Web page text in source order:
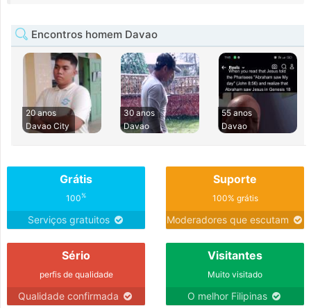
Encontros homem Davao
20 anos
Davao City
30 anos
Davao
55 anos
Davao
Grátis
100%
Serviços gratuitos
Suporte
100% grátis
Moderadores que escutam
Sério
perfis de qualidade
Qualidade confirmada
Visitantes
Muito visitado
O melhor Filipinas